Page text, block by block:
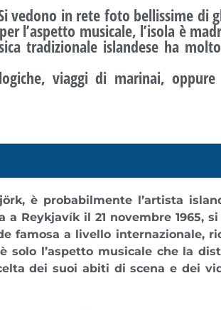
vedono in rete foto bellissime di
l’aspetto musicale, l’isola è
tradizionale islandese ha
viaggi di marinai, oppure
è probabilmente l’artista
Reykjavík il 21 novembre 1965,
famosa a livello internazionale,
solo l’aspetto musicale che la
dei suoi abiti di scena e dei